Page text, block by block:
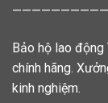
Bảo hộ lao động
chính hãng.
kinh nghiệm.